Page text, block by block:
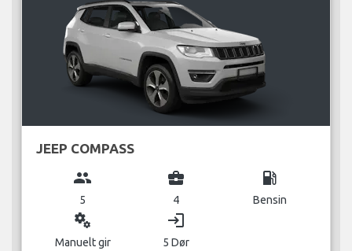
JEEP COMPASS
group
5
business_center
4
local_gas_station
Bensin
miscellaneous_services
Manuelt gir
login
5 Dør